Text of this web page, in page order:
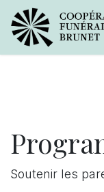
Soutenir les